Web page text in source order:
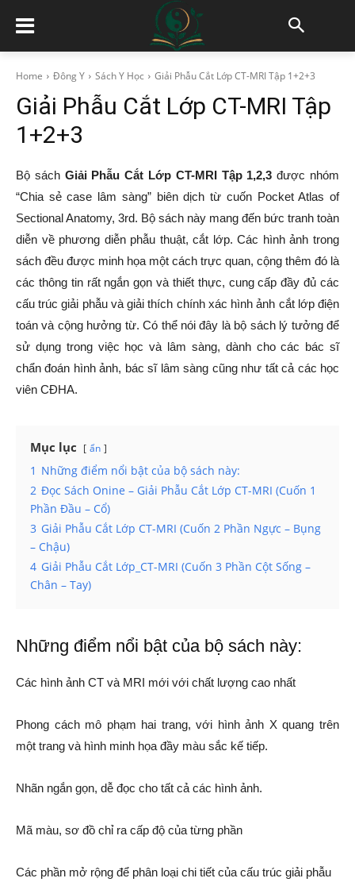
Home Đông Y Sách Y Học Giải Phẫu Cắt Lớp CT-MRI Tập 1+2+3
Giải Phẫu Cắt Lớp CT-MRI Tập
1+2+3
Bộ sách Giải Phẫu Cắt Lớp CT-MRI Tập 1,2,3 được nhóm
“Chia sẻ case lâm sàng” biên dịch từ cuốn Pocket Atlas of
Sectional Anatomy, 3rd. Bộ sách này mang đến bức tranh toàn
diễn về phương diễn phẫu thuật, cắt lớp. Các hình ảnh trong
sách đều được minh họa một cách trực quan, cộng thêm đó là
các thông tin rất ngắn gọn và thiết thực, cung cấp đầy đủ các
cấu trúc giải phẫu và giải thích chính xác hình ảnh cắt lớp điện
toán và cộng hưởng từ. Có thể nói đây là bộ sách lý tưởng để
sử dụng trong việc học và lâm sàng, dành cho các bác sĩ
chẩn đoán hình ảnh, bác sĩ lâm sàng cũng như tất cả các học
viên CĐHA.
Mục lục ẩn
1 Những điểm nổi bật của bộ sách này:
2 Đọc Sách Onine – Giải Phẫu Cắt Lớp CT-MRI (Cuốn 1
Phần Đầu – Cổ)
3 Giải Phẫu Cắt Lớp CT-MRI (Cuốn 2 Phần Ngực – Bụng
– Chậu)
4 Giải Phẫu Cắt Lớp_CT-MRI (Cuốn 3 Phần Cột Sống –
Chân – Tay)
Những điểm nổi bật của bộ sách này:
Các hình ảnh CT và MRI mới với chất lượng cao nhất
Phong cách mô phạm hai trang, với hình ảnh X quang trên
một trang và hình minh họa đầy màu sắc kế tiếp.
Nhãn ngắn gọn, dễ đọc cho tất cả các hình ảnh.
Mã màu, sơ đồ chỉ ra cấp độ của từng phần
Các phần mở rộng để phân loại chi tiết của cấu trúc giải phẫu